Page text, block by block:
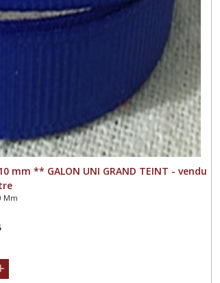
mm ** GALON UNI GRAND TEINT - vendu
Mm